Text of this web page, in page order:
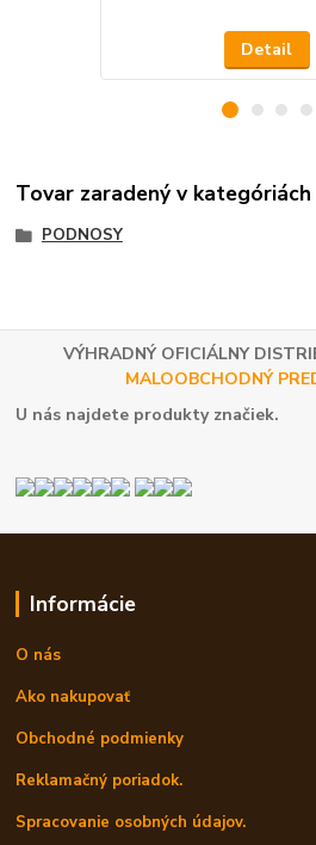
Detail
Tovar zaradený v kategóriách
PODNOSY
VÝHRADNÝ OFICIÁLNY
MALOOBCHODNÝ
U nás najdete produkty značiek.
Informácie
O nás
Ako nakupovať
Obchodné podmienky
Reklamačný poriadok.
Spracovanie osobných údajov.